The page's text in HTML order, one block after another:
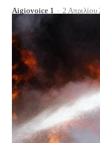
Aigiovoice 1 - 2 Απριλίου